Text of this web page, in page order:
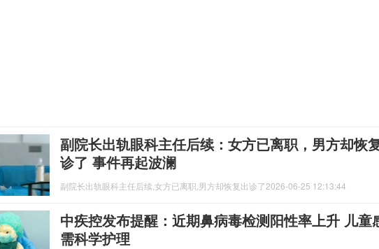
副院长出轨眼科主任后续：女方已离职，男方却恢
诊了 事件再起波澜
副院长出轨眼科主任后续,女方已离职,男方却恢复出诊了2026-06-25 12:13:44
中疾控发布提醒：近期鼻病毒检测阳性率上升 儿童
需科学护理